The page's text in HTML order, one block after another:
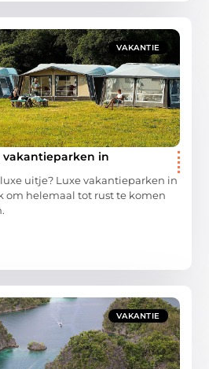
VAKANTIE
in
uitje? Luxe vakantieparken in
om helemaal tot rust te komen
VAKANTIE